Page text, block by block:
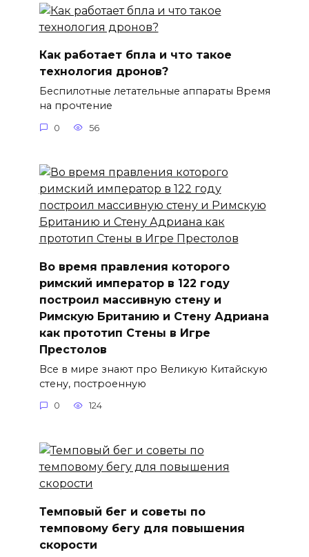
Как работает бпла и что такое
технология дронов?
Беспилотные летательные аппараты Время
на прочтение
0 56
Во время правления которого
римский император в 122 году
построил массивную стену и
Римскую Британию и Стену Адриана
как прототип Стены в Игре
Престолов⁠⁠
Все в мире знают про Великую Китайскую
стену, построенную
0 124
Темповый бег и советы по
темповому бегу для повышения
скорости